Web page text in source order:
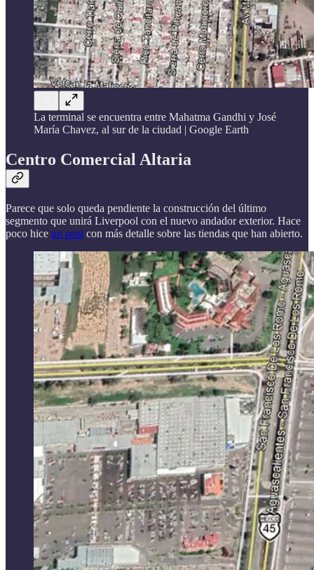
La terminal se encuentra entre Mahatma Gandhi y José
María Chavez, al sur de la ciudad | Google Earth
Centro Comercial Altaria
Parece que solo queda pendiente la construcción del último
segmento que unirá Liverpool con el nuevo andador exterior. Hace
poco hice un post con más detalle sobre las tiendas que han abierto.